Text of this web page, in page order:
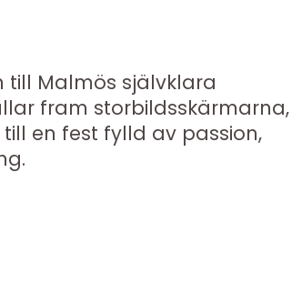
till Malmös självklara
fram storbildsskärmarna,
en fest fylld av passion,